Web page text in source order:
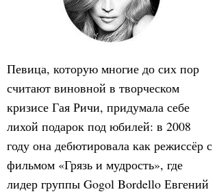
Певица, которую многие до сих пор
считают виновной в творческом
кризисе Гая Ричи, придумала себе
лихой подарок под юбилей: в 2008
году она дебютировала как режиссёр с
фильмом «Грязь и мудрость», где
лидер группы Gogol Bordello Евгений